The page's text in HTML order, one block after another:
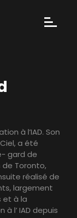
à l’IAD. Son
a été
gard de
de Toronto,
réalisé de
largement
et à la
à l’ IAD depuis